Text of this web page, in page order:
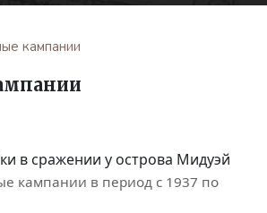
кампании
в сражении у острова Мидуэй
кампании в период с 1937 по